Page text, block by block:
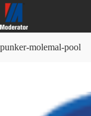
Skip
to
content
punker-molemal-pool